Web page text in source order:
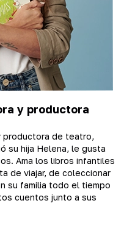
y productora
productora de teatro,
su hija Helena, le gusta
Ama los libros infantiles
de viajar, de coleccionar
su familia todo el tiempo
cuentos junto a sus